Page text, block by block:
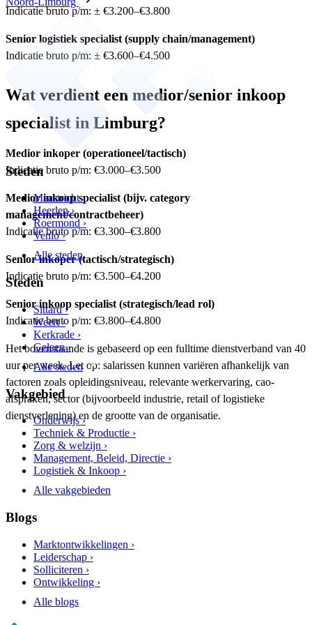
Indicatie bruto p/m: ± €3.200–€3.800
Senior logistiek specialist (supply chain/management)
Indicatie bruto p/m: ± €3.600–€4.500
Wat verdient een medior/senior inkoop
specialist in Limburg?
Medior inkoper (operationeel/tactisch)
Indicatie bruto p/m: €3.000–€3.500
Medior inkoop specialist (bijv. category
management/contractbeheer)
Indicatie bruto p/m: €3.300–€3.800
Senior inkoper (tactisch/strategisch)
Indicatie bruto p/m: €3.500–€4.200
Senior inkoop specialist (strategisch/lead rol)
Indicatie bruto p/m: €3.800–€4.800
Het bovenstaande is gebaseerd op een fulltime dienstverband van 40
uur per week. Let op: salarissen kunnen variëren afhankelijk van
factoren zoals opleidingsniveau, relevante werkervaring, cao-
afspraken, sector (bijvoorbeeld industrie, retail of logistieke
dienstverlening) en de grootte van de organisatie.
Steden
Maastricht ›
Heerlen ›
Roermond ›
Venlo ›
Alle steden
Steden
Sittard ›
Weert ›
Kerkrade ›
Geleen ›
Alle steden
Vakgebied
Onderwijs ›
Techniek & Productie ›
Zorg & welzijn ›
Management, Beleid, Directie ›
Logistiek & Inkoop ›
Alle vakgebieden
Blogs
Marktontwikkelingen ›
Leiderschap ›
Solliciteren ›
Ontwikkeling ›
Alle blogs